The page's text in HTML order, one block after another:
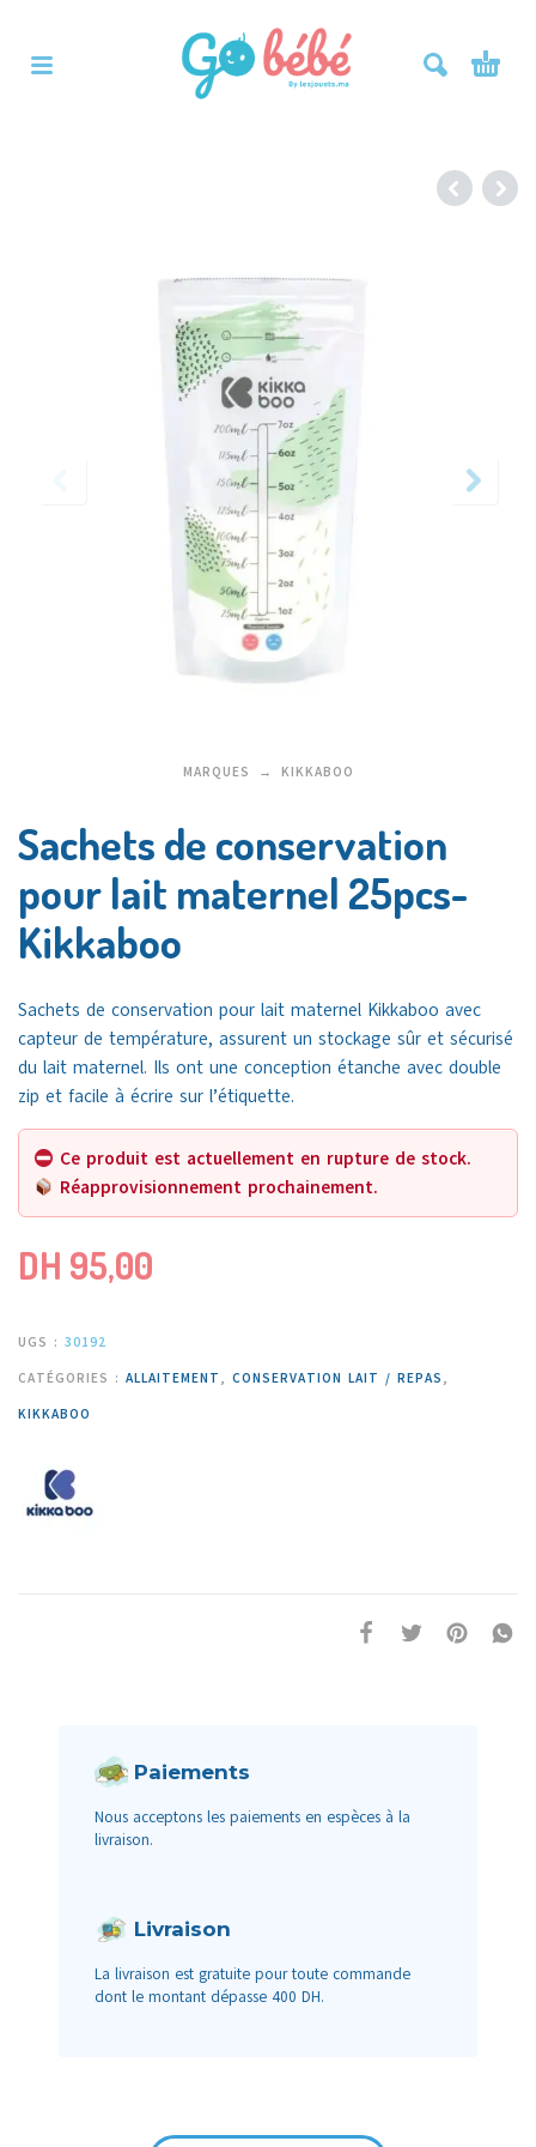
MARQUES KIKKABOO
Sachets de conservation
pour lait maternel 25pcs-
Kikkaboo
Sachets de conservation pour lait maternel Kikkaboo avec
capteur de température, assurent un stockage sûr et sécurisé
du lait maternel. Ils ont une conception étanche avec double
zip et facile à écrire sur l’étiquette.
Ce produit est actuellement en rupture de stock.
Réapprovisionnement prochainement.
DH 95,00
UGS : 30192
CATÉGORIES : ALLAITEMENT , CONSERVATION LAIT / REPAS ,
KIKKABOO
Paiements
Nous acceptons les paiements en espèces à la
livraison.
Livraison
La livraison est gratuite pour toute commande
dont le montant dépasse 400 DH.